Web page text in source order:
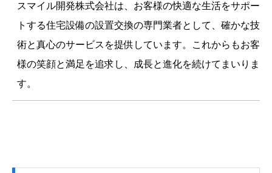
スマイル開発株式会社は、お客様の快適な生活をサポー
トする住宅設備の設置交換の専門業者として、確かな技
術と真心のサービスを提供しています。これからもお客
様の笑顔と満足を追求し、成長と進化を続けてまいりま
す。